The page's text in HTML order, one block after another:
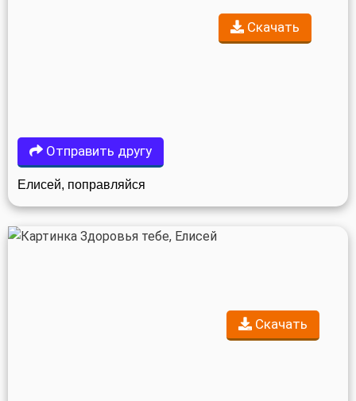
Скачать
Отправить другу
Елисей, поправляйся
Скачать